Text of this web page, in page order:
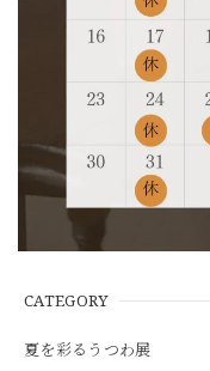
CATEGORY
夏を彩るうつわ展